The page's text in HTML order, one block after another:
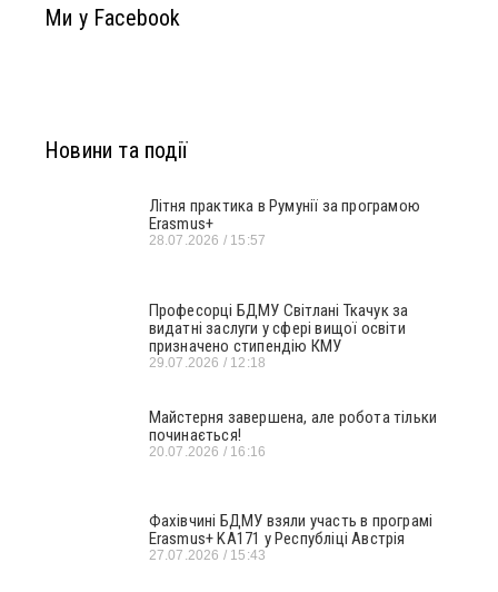
Ми у Facebook
Новини та події
Літня практика в Румунії за програмою
Erasmus+
28.07.2026 15:57
Професорці БДМУ Світлані Ткачук за
видатні заслуги у сфері вищої освіти
призначено стипендію КМУ
29.07.2026 12:18
Майстерня завершена, але робота тільки
починається!
20.07.2026 16:16
Фахівчині БДМУ взяли участь в програмі
Erasmus+ KA171 у Республіці Австрія
27.07.2026 15:43